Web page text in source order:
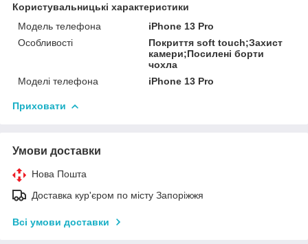
Користувальницькі характеристики
Модель телефона
iPhone 13 Pro
Особливості
Покриття soft touch;Захист
камери;Посилені борти
чохла
Моделі телефона
iPhone 13 Pro
Приховати
Умови доставки
Нова Пошта
Доставка кур'єром по місту Запоріжжя
Всі умови доставки